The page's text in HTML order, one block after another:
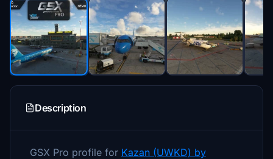
Description
GSX Pro profile for Kazan (UWKD) by